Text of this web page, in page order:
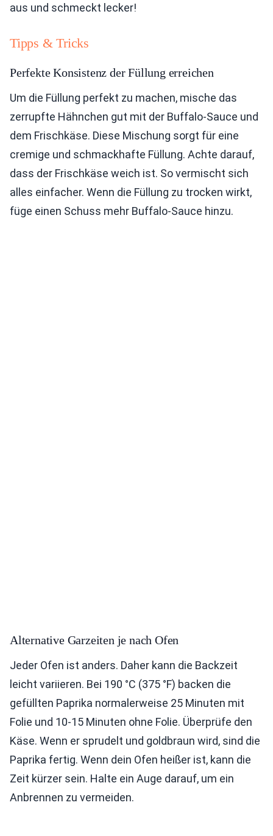
aus und schmeckt lecker!
Tipps & Tricks
Perfekte Konsistenz der Füllung erreichen
Um die Füllung perfekt zu machen, mische das
zerrupfte Hähnchen gut mit der Buffalo-Sauce und
dem Frischkäse. Diese Mischung sorgt für eine
cremige und schmackhafte Füllung. Achte darauf,
dass der Frischkäse weich ist. So vermischt sich
alles einfacher. Wenn die Füllung zu trocken wirkt,
füge einen Schuss mehr Buffalo-Sauce hinzu.
Alternative Garzeiten je nach Ofen
Jeder Ofen ist anders. Daher kann die Backzeit
leicht variieren. Bei 190 °C (375 °F) backen die
gefüllten Paprika normalerweise 25 Minuten mit
Folie und 10-15 Minuten ohne Folie. Überprüfe den
Käse. Wenn er sprudelt und goldbraun wird, sind die
Paprika fertig. Wenn dein Ofen heißer ist, kann die
Zeit kürzer sein. Halte ein Auge darauf, um ein
Anbrennen zu vermeiden.